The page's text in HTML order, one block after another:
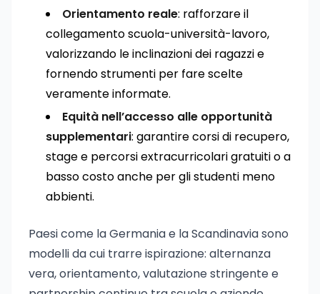
Orientamento reale: rafforzare il
collegamento scuola-università-lavoro,
valorizzando le inclinazioni dei ragazzi e
fornendo strumenti per fare scelte
veramente informate.
Equità nell’accesso alle opportunità
supplementari: garantire corsi di recupero,
stage e percorsi extracurricolari gratuiti o a
basso costo anche per gli studenti meno
abbienti.
Paesi come la Germania e la Scandinavia sono
modelli da cui trarre ispirazione: alternanza
vera, orientamento, valutazione stringente e